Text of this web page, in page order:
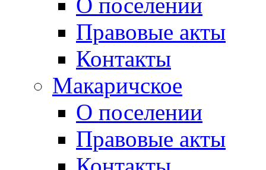
Правовые акты
Контакты
Макаричское
О поселении
Правовые акты